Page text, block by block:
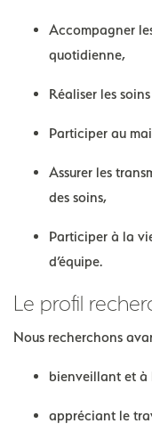
Accompagner
quotidienne,
Réaliser les
Participer au
Assurer les
des soins,
Participer à la
d’équipe.
Le profil
Nous recherchons
bienveillant et à
appréciant le